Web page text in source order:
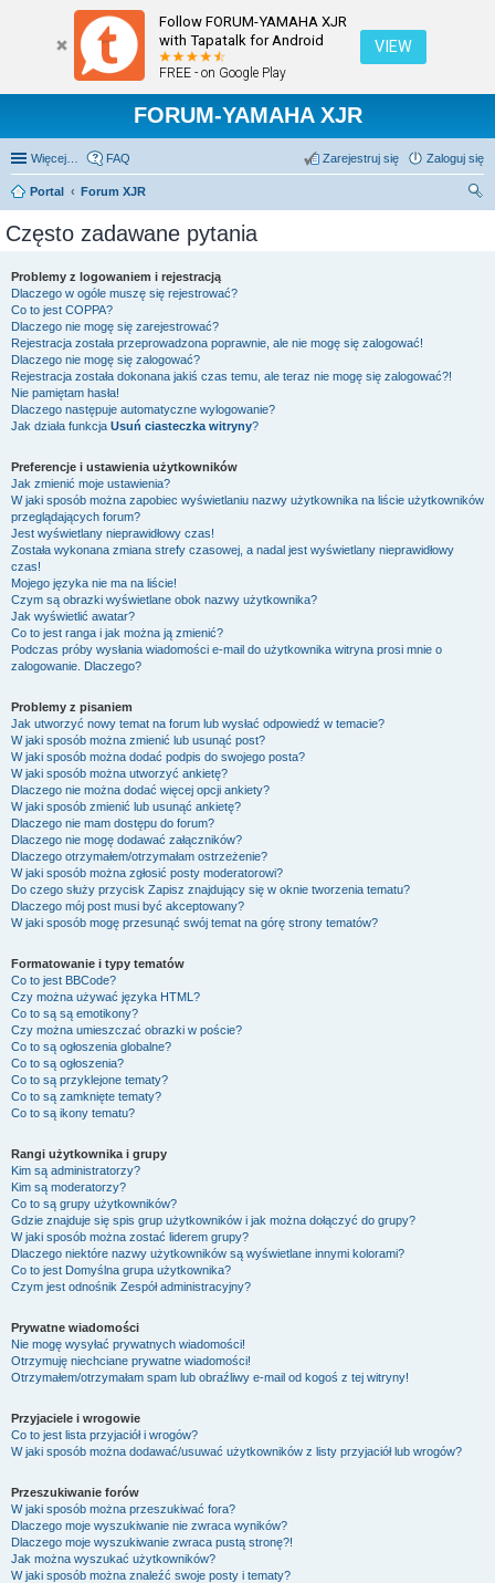
Follow FORUM-YAMAHA XJR
with Tapatalk for Android
FREE - on Google Play
VIEW
FORUM-YAMAHA XJR
Więcej… FAQ Zaloguj się
Zarejestruj się
Portal
Forum XJR
Często zadawane pytania
Problemy z logowaniem i rejestracją
Dlaczego w ogóle muszę się rejestrować?
Co to jest COPPA?
Dlaczego nie mogę się zarejestrować?
Rejestracja została przeprowadzona poprawnie, ale nie mogę się zalogować!
Dlaczego nie mogę się zalogować?
Rejestracja została dokonana jakiś czas temu, ale teraz nie mogę się zalogować?!
Nie pamiętam hasła!
Dlaczego następuje automatyczne wylogowanie?
Jak działa funkcja Usuń ciasteczka witryny?
Preferencje i ustawienia użytkowników
Jak zmienić moje ustawienia?
W jaki sposób można zapobiec wyświetlaniu nazwy użytkownika na liście użytkowników
przeglądających forum?
Jest wyświetlany nieprawidłowy czas!
Została wykonana zmiana strefy czasowej, a nadal jest wyświetlany nieprawidłowy
czas!
Mojego języka nie ma na liście!
Czym są obrazki wyświetlane obok nazwy użytkownika?
Jak wyświetlić awatar?
Co to jest ranga i jak można ją zmienić?
Podczas próby wysłania wiadomości e-mail do użytkownika witryna prosi mnie o
zalogowanie. Dlaczego?
Problemy z pisaniem
Jak utworzyć nowy temat na forum lub wysłać odpowiedź w temacie?
W jaki sposób można zmienić lub usunąć post?
W jaki sposób można dodać podpis do swojego posta?
W jaki sposób można utworzyć ankietę?
Dlaczego nie można dodać więcej opcji ankiety?
W jaki sposób zmienić lub usunąć ankietę?
Dlaczego nie mam dostępu do forum?
Dlaczego nie mogę dodawać załączników?
Dlaczego otrzymałem/otrzymałam ostrzeżenie?
W jaki sposób można zgłosić posty moderatorowi?
Do czego służy przycisk Zapisz znajdujący się w oknie tworzenia tematu?
Dlaczego mój post musi być akceptowany?
W jaki sposób mogę przesunąć swój temat na górę strony tematów?
Formatowanie i typy tematów
Co to jest BBCode?
Czy można używać języka HTML?
Co to są są emotikony?
Czy można umieszczać obrazki w poście?
Co to są ogłoszenia globalne?
Co to są ogłoszenia?
Co to są przyklejone tematy?
Co to są zamknięte tematy?
Co to są ikony tematu?
Rangi użytkownika i grupy
Kim są administratorzy?
Kim są moderatorzy?
Co to są grupy użytkowników?
Gdzie znajduje się spis grup użytkowników i jak można dołączyć do grupy?
W jaki sposób można zostać liderem grupy?
Dlaczego niektóre nazwy użytkowników są wyświetlane innymi kolorami?
Co to jest Domyślna grupa użytkownika?
Czym jest odnośnik Zespół administracyjny?
Prywatne wiadomości
Nie mogę wysyłać prywatnych wiadomości!
Otrzymuję niechciane prywatne wiadomości!
Otrzymałem/otrzymałam spam lub obraźliwy e-mail od kogoś z tej witryny!
Przyjaciele i wrogowie
Co to jest lista przyjaciół i wrogów?
W jaki sposób można dodawać/usuwać użytkowników z listy przyjaciół lub wrogów?
Przeszukiwanie forów
W jaki sposób można przeszukiwać fora?
Dlaczego moje wyszukiwanie nie zwraca wyników?
Dlaczego moje wyszukiwanie zwraca pustą stronę?!
Jak można wyszukać użytkowników?
W jaki sposób można znaleźć swoje posty i tematy?